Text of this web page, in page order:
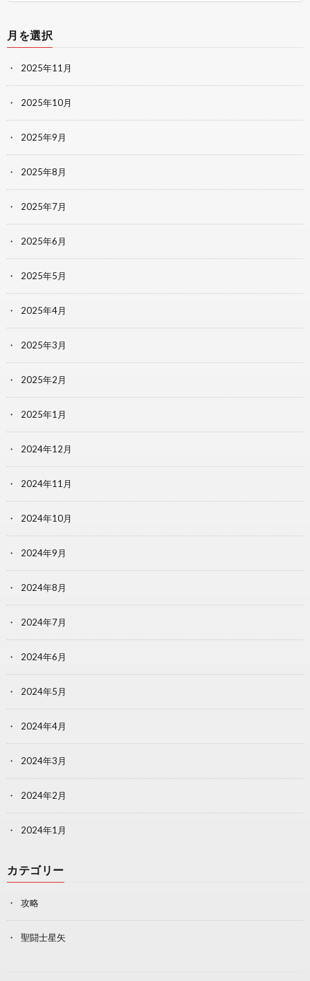
月を選択
2025年11月
2025年10月
2025年9月
2025年8月
2025年7月
2025年6月
2025年5月
2025年4月
2025年3月
2025年2月
2025年1月
2024年12月
2024年11月
2024年10月
2024年9月
2024年8月
2024年7月
2024年6月
2024年5月
2024年4月
2024年3月
2024年2月
2024年1月
カテゴリー
攻略
聖闘士星矢